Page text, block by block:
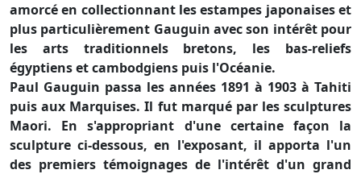
amorcé en collectionnant les estampes japonaises et
plus particulièrement Gauguin avec son intérêt pour
les arts traditionnels bretons, les bas-reliefs
égyptiens et cambodgiens puis l'Océanie.
Paul Gauguin passa les années 1891 à 1903 à Tahiti
puis aux Marquises. Il fut marqué par les sculptures
Maori. En s'appropriant d'une certaine façon la
sculpture ci-dessous, en l'exposant, il apporta l'un
des premiers témoignages de l'intérêt d'un grand